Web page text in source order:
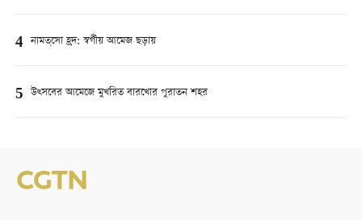
4 নামত্‌সো হ্রদ: স্বর্গীয় আমেজ ছড়ায়
5 উত্সবের আমেজে মুখরিত বারখোর পুরাতন শহর